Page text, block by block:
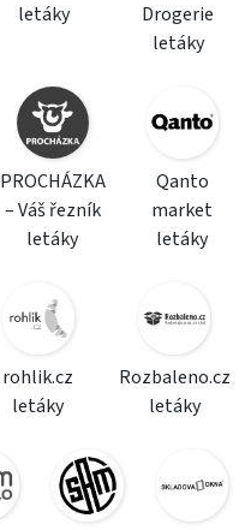
letáky
Drogerie
letáky
PROCHÁZKA
– Váš řezník
letáky
Qanto
market
letáky
rohlik.cz
letáky
Rozbaleno.cz
letáky